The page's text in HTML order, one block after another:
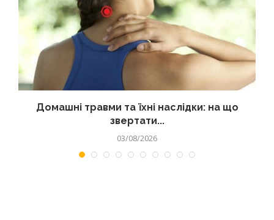
Домашні травми та їхні наслідки: на що
звертати...
03/08/2026